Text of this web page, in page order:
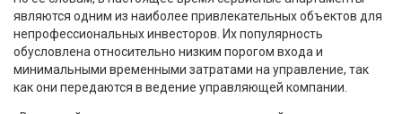
являются одним из наиболее привлекательных объектов для
непрофессиональных инвесторов. Их популярность
обусловлена относительно низким порогом входа и
минимальными временными затратами на управление, так
как они передаются в ведение управляющей компании.